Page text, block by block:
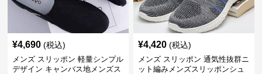
¥4,690 (税込)
メンズ スリッポン 軽量シンプル
デザイン キャンバス地メンズス
¥4,420 (税込)
メンズ スリッポン 通気性抜群ニ
ット編みメンズスリッポンシュ